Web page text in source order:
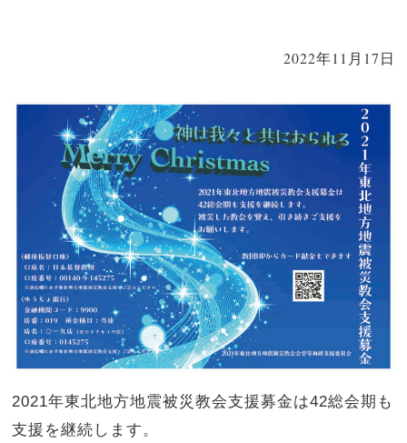
2022年11月17日
2021年東北地方地震被災教会支援募金は42総会期も
支援を継続します。